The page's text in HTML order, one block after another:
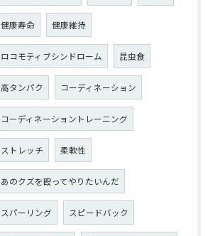
健康寿命 健康維持
ロコモティブシンドローム 昆虫食
高タンパク コーディネーション
コーディネーショントレーニング
ストレッチ 柔軟性
あのクズを殴ってやりたいんだ
スパーリング スピードバック